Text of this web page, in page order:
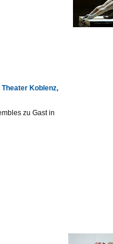
Koblenz,
zu Gast in